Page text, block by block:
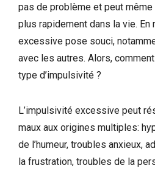
pas de problème et peut même
plus rapidement dans la vie. En
excessive pose souci,
avec les autres. Alors,
type d’impulsivité ?
L’impulsivité excessive peut
maux aux origines multiples:
de l’humeur, troubles anxieux,
la frustration, troubles de la